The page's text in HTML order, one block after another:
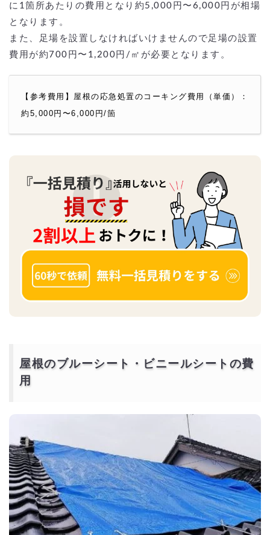
に1箇所あたりの費用となり約5,000円〜6,000円が相場
となります。
また、足場を設置しなければいけませんので足場の設置
費用が約700円〜1,200円/㎡が必要となります。
【参考費用】屋根の応急処置のコーキング費用（単価）：
約5,000円〜6,000円/箇
屋根のブルーシート・ビニールシートの費
用